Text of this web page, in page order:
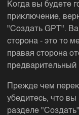
Когда вы будете
приключение,
"Создать GPT".
сторона - это то
правая сторона
предварительный
Прежде чем
убедитесь, что
разделе